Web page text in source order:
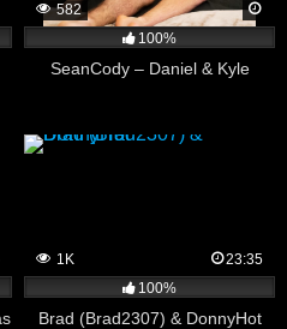
582
100%
SeanCody – Daniel & Kyle
1K
23:35
100%
Brad (Brad2307) & DonnyHot